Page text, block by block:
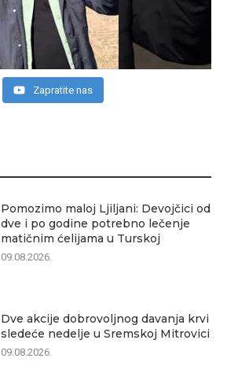
Pomozimo maloj Ljiljani: Devojčici od
dve i po godine potrebno lečenje
matičnim ćelijama u Turskoj
09.08.2026.
Dve akcije dobrovoljnog davanja krvi
sledeće nedelje u Sremskoj Mitrovici
09.08.2026.
Zapratite nas